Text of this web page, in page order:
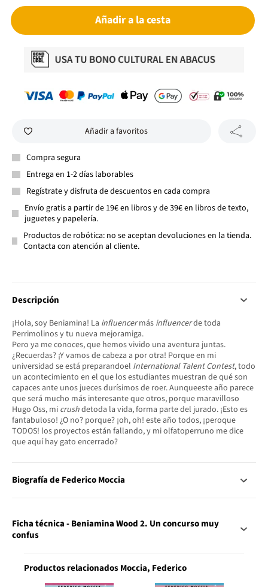
Añadir a la cesta
Añadir a favoritos
Compra segura
Entrega en 1-2 días laborables
Regístrate y disfruta de descuentos en cada compra
Envío gratis a partir de 19€ en libros y de 39€ en libros de texto,
juguetes y papelería.
Productos de robótica: no se aceptan devoluciones en la tienda.
Contacta con atención al cliente.
Descripción
¡Hola, soy Beniamina! La influencermás influencerde toda
Perrimolinos y tu nueva mejoramiga.
Pero ya me conoces, que hemos vivido una aventura juntas.
¿Recuerdas? ¡Y vamos de cabeza a por otra! Porque en mi
universidad se está preparandoel International Talent Contest, todo
un acontecimiento en el que los estudiantes muestran de qué son
capaces ante unos jueces durísimos de roer. Aunqueeste año parece
que será mucho más interesante que otros, porque maravilloso
Hugo Oss, mi crushdetoda la vida, forma parte del jurado. ¡Esto es
fantabuloso! ¿O no? porque? ¡oh, oh! este año todos, ¡peroque
TODOS! los proyectos están fallando, y mi olfatoperruno me dice
que aquí hay gato encerrado?
Biografía de Federico Moccia
Ficha técnica - Beniamina Wood 2. Un concurso muy
confus
Productos relacionados Moccia, Federico